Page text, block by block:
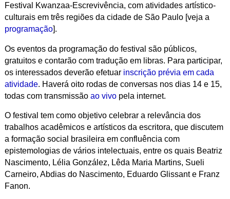
Festival Kwanzaa-Escrevivência, com atividades artístico-
culturais em três regiões da cidade de São Paulo [veja a
programação].
Os eventos da programação do festival são públicos,
gratuitos e contarão com tradução em libras. Para participar,
os interessados deverão efetuar inscrição prévia em cada
atividade. Haverá oito rodas de conversas nos dias 14 e 15,
todas com transmissão ao vivopela internet.
O festival tem como objetivo celebrar a relevância dos
trabalhos acadêmicos e artísticos da escritora, que discutem
a formação social brasileira em confluência com
epistemologias de vários intelectuais, entre os quais Beatriz
Nascimento, Lélia González, Lêda Maria Martins, Sueli
Carneiro, Abdias do Nascimento, Eduardo Glissant e Franz
Fanon.